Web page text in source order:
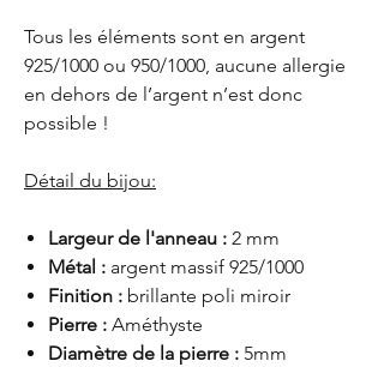
Tous les éléments sont en argent
925/1000 ou 950/1000, aucune allergie
en dehors de l’argent n’est donc
possible !
Détail du bijou:
Largeur de l'anneau : 2 mm
Métal : argent massif 925/1000
Finition : brillante poli miroir
Pierre : Améthyste
Diamètre de la pierre : 5mm